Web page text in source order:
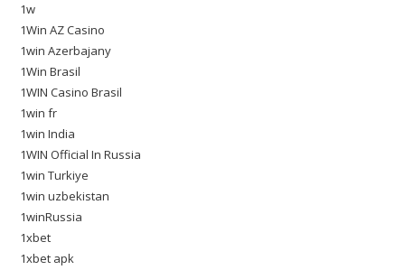
1w
1Win AZ Casino
1win Azerbajany
1Win Brasil
1WIN Casino Brasil
1win fr
1win India
1WIN Official In Russia
1win Turkiye
1win uzbekistan
1winRussia
1xbet
1xbet apk